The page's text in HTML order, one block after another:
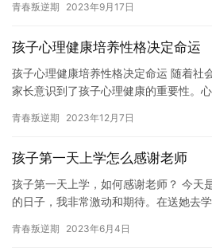
首先…
青春叛逆期 2023年9月17日
孩子心理健康培养性格决定命运
孩子心理健康培养性格决定命运 随着社
家长意识到了孩子心理健康的重要性。
理健康…
青春叛逆期 2023年12月7日
孩子第一天上学怎么感谢老师
孩子第一天上学，如何感谢老师？ 今天
的日子，我非常激动和期待。在送她去
篇文…
青春叛逆期 2023年6月4日